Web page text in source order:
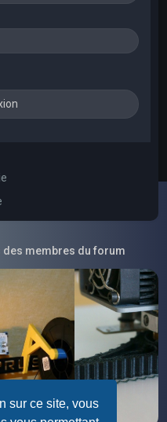
sur ce site, vous
membres du forum